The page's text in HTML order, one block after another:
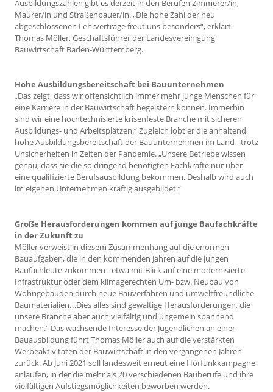
Ausbildungszahlen gibt es derzeit in den Berufen Zimmerer/in,
Maurer/in und Straßenbauer/in. „Die hohe Zahl der neu
abgeschlossenen Lehrverträge freut uns besonders“, erklärt
Thomas Möller, Geschäftsführer der Landesvereinigung
Bauwirtschaft Baden-Württemberg.
Hohe Ausbildungsbereitschaft bei Bauunternehmen
„Das zeigt, dass wir offensichtlich immer mehr junge Menschen für
eine Karriere in der Bauwirtschaft begeistern können. Immerhin
sind wir eine hochtechnisierte krisenfeste Branche mit sicheren
Ausbildungs- und Arbeitsplätzen.“ Zugleich lobt er die anhaltend
hohe Ausbildungsbereitschaft der Bauunternehmen im Land - trotz
Unsicherheiten in Zeiten der Pandemie. „Unsere Betriebe wissen
genau, dass sie die so dringend benötigten Fachkräfte nur über
eine qualifizierte Berufsausbildung bekommen. Deshalb wird auch
im eigenen Unternehmen kräftig ausgebildet.“
Große Herausforderungen kommen auf junge Baufachkräfte
in der Zukunft zu
Möller verweist in diesem Zusammenhang auf die enormen
Bauaufgaben, die in den kommenden Jahren auf die jungen
Baufachleute zukommen - etwa mit Blick auf eine modernisierte
Infrastruktur oder dem klimagerechten Um- bzw. Neubau von
Wohngebäuden durch neue Bauverfahren und umweltfreundliche
Baumaterialien. „Dies alles sind gewaltige Herausforderungen, die
unsere Branche aber auch vielfältig und ungemein spannend
machen.“ Das wachsende Interesse der Jugendlichen an einer
Bauausbildung führt Thomas Möller auch auf die verstärkten
Werbeaktivitäten der Bauwirtschaft in den vergangenen Jahren
zurück. Ab Juni 2021 soll landesweit erneut eine Hörfunkkampagne
anlaufen, in der die mehr als 20 verschiedenen Bauberufe und ihre
vielfältigen Aufstiegsmöglichkeiten beworben werden.